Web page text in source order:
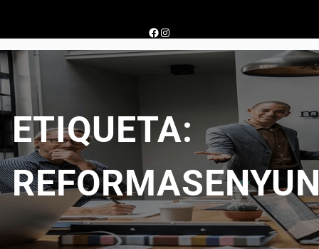
Facebook
Instagram
ETIQUETA: